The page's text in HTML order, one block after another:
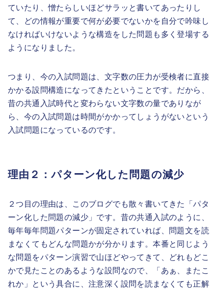
ていたり、憎たらしいほどサラッと書いてあったりし
て、どの情報が重要で何が必要でないかを自分で吟味し
なければいけないような構造をした問題も多く登場する
ようになりました。
つまり、今の入試問題は、文字数の圧力が受検者に直接
かかる設問構造になってきたということです。だから、
昔の共通入試時代と変わらない文字数の量でありなが
ら、今の入試問題は時間がかかってしょうがないという
入試問題になっているのです。
理由２：パターン化した問題の減少
２つ目の理由は、このブログでも散々書いてきた「パタ
ーン化した問題の減少」です。昔の共通入試のように、
毎年毎年問題パターンが固定されていれば、問題文を読
まなくてもどんな問題かが分かります。本番と同じよう
な問題をパターン演習で山ほどやってきて、どれもどこ
かで見たことのあるような設問なので、「あぁ、またこ
れか」という具合に、注意深く設問を読まなくても正解